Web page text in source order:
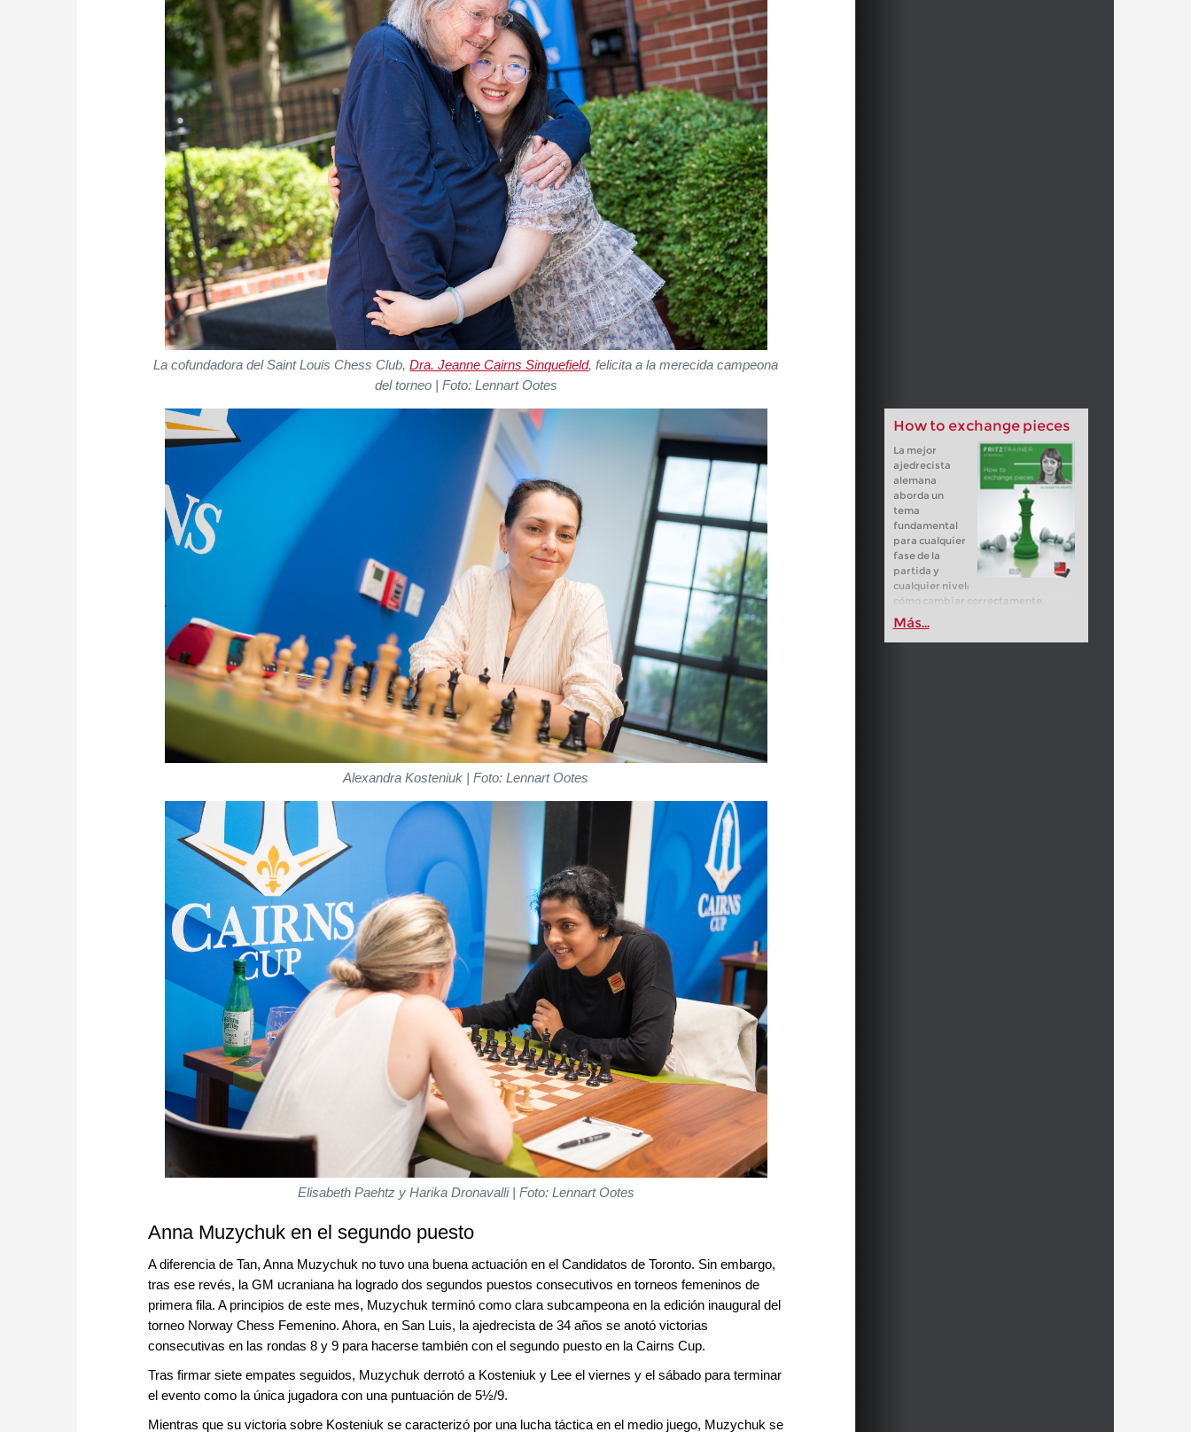
La cofundadora del Saint Louis Chess Club,Dra. Jeanne Cairns Sinquefield, felicita a la merecida campeona
del torneo | Foto: Lennart Ootes
How to exchange pieces
La mejor
ajedrecista
alemana
aborda un
tema
fundamental
para cualquier
fase de la
partida y
cualquier nivel:
cómo cambiar correctamente.
Más...
Alexandra Kosteniuk | Foto: Lennart Ootes
Elisabeth Paehtz y Harika Dronavalli | Foto: Lennart Ootes
Anna Muzychuk en el segundo puesto
A diferencia de Tan, Anna Muzychuk no tuvo una buena actuación en el Candidatos de Toronto. Sin embargo,
tras ese revés, la GM ucraniana ha logrado dos segundos puestos consecutivos en torneos femeninos de
primera fila. A principios de este mes, Muzychuk terminó como clara subcampeona en la edición inaugural del
torneo Norway Chess Femenino. Ahora, en San Luis, la ajedrecista de 34 años se anotó victorias
consecutivas en las rondas 8 y 9 para hacerse también con el segundo puesto en la Cairns Cup.
Tras firmar siete empates seguidos, Muzychuk derrotó a Kosteniuk y Lee el viernes y el sábado para terminar
el evento como la única jugadora con una puntuación de 5½/9.
Mientras que su victoria sobre Kosteniuk se caracterizó por una lucha táctica en el medio juego, Muzychuk se